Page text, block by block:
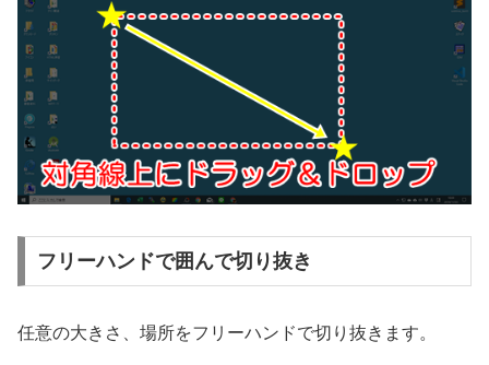
フリーハンドで囲んで切り抜き
任意の大きさ、場所をフリーハンドで切り抜きます。